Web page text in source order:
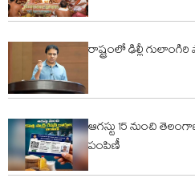
రాష్ట్రంలో ఢిల్లీ
ఆగస్టు 15 నుంచి
పంపిణీ